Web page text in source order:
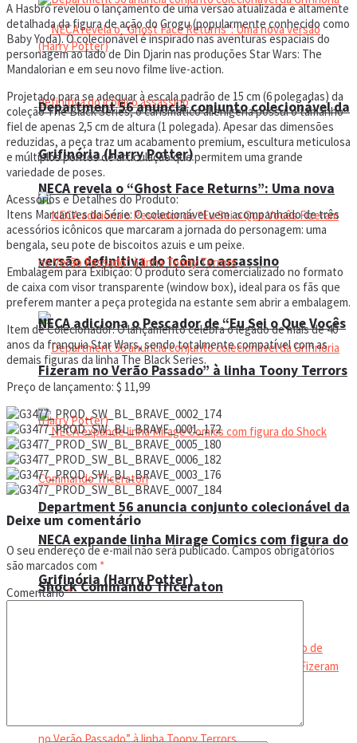
NECA revela o “Ghost Face Returns”: Uma nova
versão definitiva do icônico assassino
Department 56 anuncia conjunto colecionável da
Grifinória (Harry Potter)
Department 56 anuncia conjunto colecionável da
Grifinória (Harry Potter)
NECA adiciona o Pescador de “Eu Sei o Que Vocês
Fizeram no Verão Passado” à linha Toony Terrors
NECA expande linha Mirage Comics com figura do
Shock Commando Triceraton
A Hasbro revelou o lançamento de uma versão atualizada e altamente
detalhada da figura de ação do Grogu (popularmente conhecido como
Baby Yoda). O colecionável é inspirado nas aventuras espaciais do
personagem ao lado de Din Djarin nas produções Star Wars: The
Mandalorian e em seu novo filme live-action.
Projetado para se adequar à escala padrão de 15 cm (6 polegadas) da
coleção The Black Series, o carismático alienígena possui o tamanho
fiel de apenas 2,5 cm de altura (1 polegada). Apesar das dimensões
reduzidas, a peça traz um acabamento premium, escultura meticulosa
e múltiplos pontos de articulação que permitem uma grande
variedade de poses.
Acessórios e Detalhes do Produto:
Itens Marcantes da Série: O colecionável vem acompanhado de três
acessórios icônicos que marcaram a jornada do personagem: uma
bengala, seu pote de biscoitos azuis e um peixe.
Embalagem para Exibição: O produto será comercializado no formato
de caixa com visor transparente (window box), ideal para os fãs que
preferem manter a peça protegida na estante sem abrir a embalagem.
Item de Colecionador: O lançamento celebra o legado de mais de 40
anos da franquia Star Wars, sendo totalmente compatível com as
demais figuras da linha The Black Series.
Preço de lançamento: $ 11,99
Deixe um comentário
O seu endereço de e-mail não será publicado.Campos obrigatórios
são marcados com *
Comentário*